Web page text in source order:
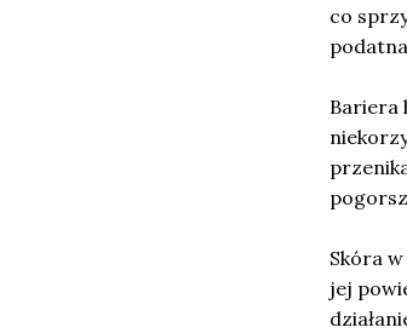
co
Bariera
Skóra
jej